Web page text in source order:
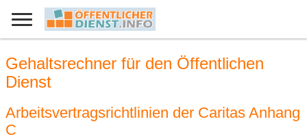
Gehaltsrechner für den Öffentlichen
Dienst
Arbeitsvertragsrichtlinien der Caritas Anhang
C